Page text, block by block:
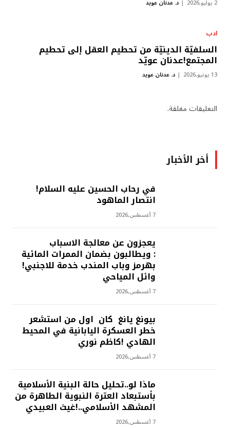
2 يوليو,2026 د. عدنان عويد
ادب
السلفيّة الدينيّة من تحطيم العقل إلى تحطيم
المجتمع!عدنان عويّد
13 يونيو,2026 د. عدنان عويد
التعليقات مغلقة.
أخر الأخبار
في رحاب الحسين عليه السلام!
انتصار الماهود
7 أغسطس,2026
يعجزون عن معالجة الاسباب
: ويطالبون بضمان الممرات المائية
بهرمز وباب المندب خدمة للاجنبي!
وائل المياحي
7 أغسطس,2026
بيونغ يانغ كان اول من استشعر
خطر العسكرة اليابانية في المحيط
الهادي !كاظم نوري
7 أغسطس,2026
ماذا لو..تحليل حالة البنية الأسلامية
بأستبعاد العترة النبوية الطاهرة من
المشهد الأسلامي..!غيث العبيدي
7 أغسطس,2026